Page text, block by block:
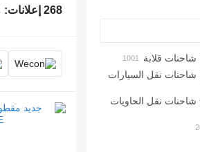
شاحنات قلابة
شاحنات نقل السيارات
شاحنات نقل الحاويات
268 إعلانات: